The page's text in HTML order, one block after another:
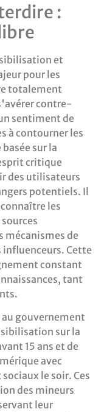
:
et
pour les
totalement
contre-
sentiment de
à contourner les
sur la
critique
des utilisateurs
potentiels. Il
les
de
Cette
constant
tant
gouvernement
sur la
15 ans et de
avec
le soir. Ces
des mineurs
leur